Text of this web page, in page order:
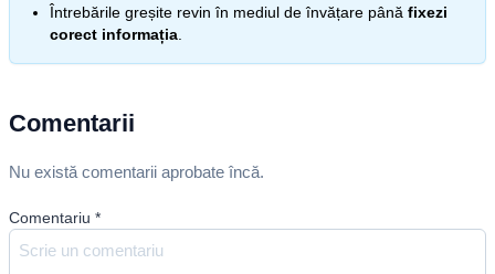
Întrebările greșite revin în mediul de învățare până fixezi
corect informația
Comentarii
Nu există comentarii aprobate încă.
Comentariu *